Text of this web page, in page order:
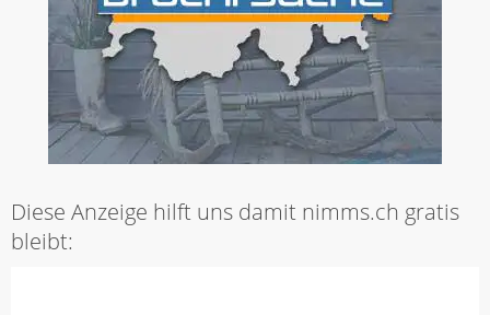
Diese Anzeige hilft uns damit nimms.ch gratis
bleibt: